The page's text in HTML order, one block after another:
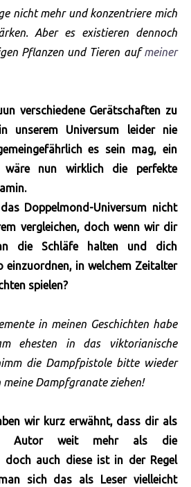
nicht mehr und konzentriere mich
Aber es existieren dennoch
Pflanzen und Tieren aufmeiner
verschiedene Gerätschaften zu
unserem Universum leider nie
es sein mag, ein
wäre nun wirklich die perfekte
Doppelmond-Universum nicht
vergleichen, doch wenn wir dir
die Schläfe halten und dich
einzuordnen, in welchem Zeitalter
spielen?
in meinen Geschichten habe
ehesten in das viktorianische
die Dampfpistole bitte wieder
meine Dampfgranate ziehen!
wir kurz erwähnt, dass dir als
Autor weit mehr als die
doch auch diese ist in der Regel
sich das als Leser vielleicht